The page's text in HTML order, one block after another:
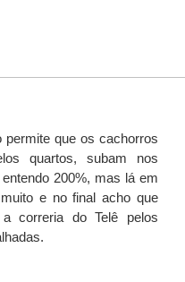
permite que os cachorros
quartos, subam nos
200%, mas lá em
e no final acho que
correria do Telê pelos